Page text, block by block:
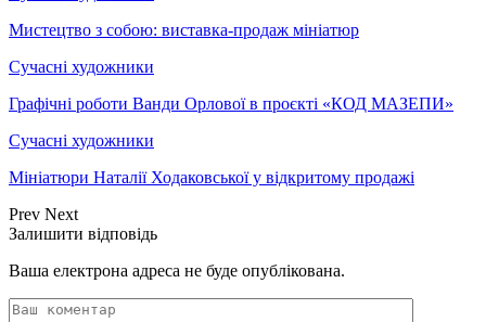
Мистецтво з собою: виставка-продаж мініатюр
Сучасні художники
Графічні роботи Ванди Орлової в проєкті «КОД МАЗЕПИ»
Сучасні художники
Мініатюри Наталії Ходаковської у відкритому продажі
Prev Next
Залишити відповідь
Ваша електрона адреса не буде опублікована.